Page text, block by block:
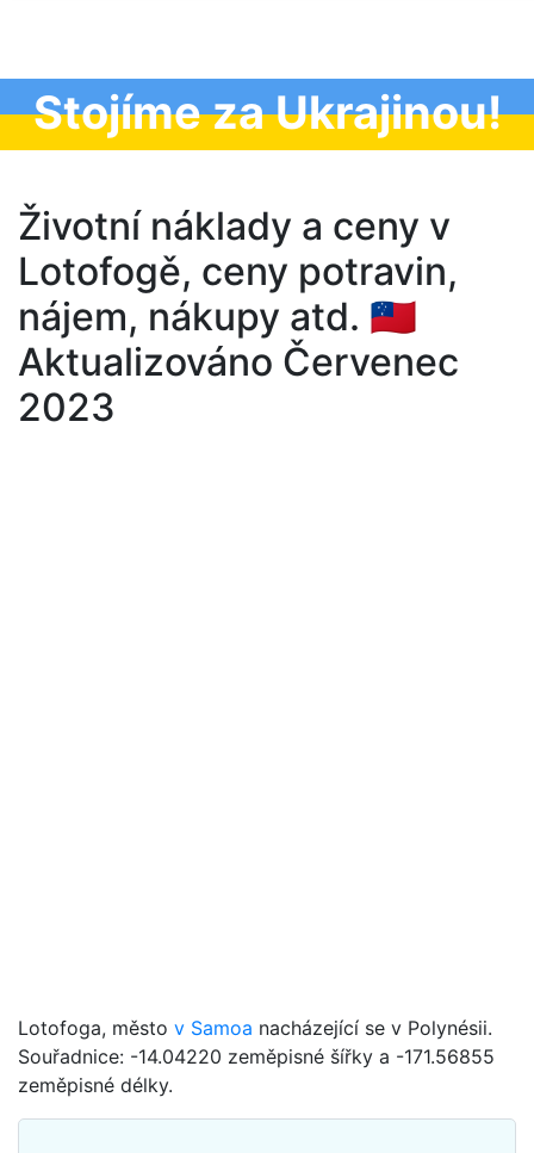
Stojíme za Ukrajinou!
Životní náklady a ceny v
Lotofogě, ceny potravin,
nájem, nákupy atd. 🇼🇸
Aktualizováno Červenec
2023
Lotofoga, město v Samoa nacházející se v Polynésii.
Souřadnice: -14.04220 zeměpisné šířky a -171.56855
zeměpisné délky.